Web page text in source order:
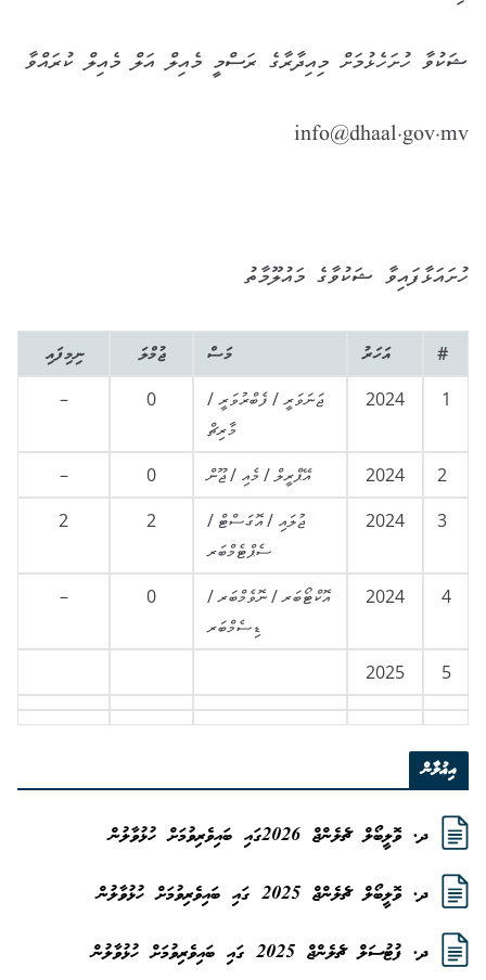
ޝަކުވާ ހުށަހެޅުމަށް މިއިދާރާގެ ރަސްމީ މެއިލް އަލް މެއިލް ކުރައްވާ
info@dhaal.gov.mv
ހުށައަޅާފައިވާ ޝަކުވާގެ މައުލޫމާތު
ނިމިފައި ޖުމްލަ މަސް އަހަރު
#
–
0
ޖަނަވަރީ / ފެބްރުވަރީ /
މާރިޗް
2024 1
– 0 އޭޕްރީލް / މެއި / ޖޫން 2024
2
2
2
ޖުލައި / އޮގަސްޓް /
ސެޕްޓެމްބަރ
2024 3
– 0
އޮކްޓޯބަރ / ނޮވެމްބަރ /
ޑިސެމްބަރ
2024 4
2025 5
އިޢުލާން
ދ. ވޮލީބޯލް ޗެލެންޖް 2026ގައި ބައިވެރިވުމަށް ހުޅުވާލުން
ދ. ވޮލީބޯލް ޗެލެންޖް 2025 ގައި ބައިވެރިވުމަށް ހުޅުވާލުން
ދ. ފުޓުސަލް ޗެލެންޖް 2025 ގައި ބައިވެރިވުމަށް ހުޅުވާލުން